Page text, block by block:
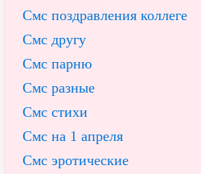
Смс поздравления коллеге
Смс другу
Смс парню
Смс разные
Смс стихи
Смс на 1 апреля
Смс эротические